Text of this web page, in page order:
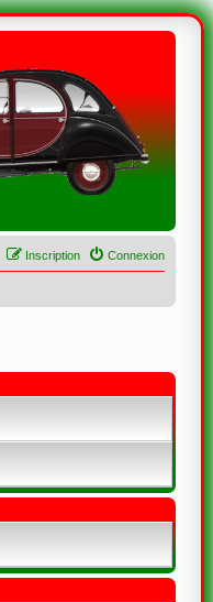
Connexion
Inscription